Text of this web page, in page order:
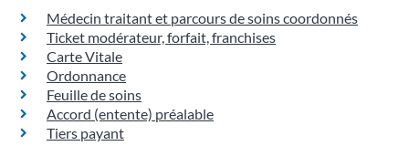
Médecin traitant et parcours de soins coordonnés
Ticket modérateur, forfait, franchises
Carte Vitale
Ordonnance
Feuille de soins
Accord (entente) préalable
Tiers payant